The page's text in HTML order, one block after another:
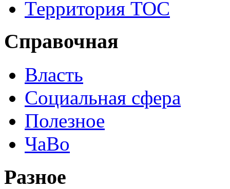
Территория ТОС
Справочная
Власть
Социальная сфера
Полезное
ЧаВо
Разное